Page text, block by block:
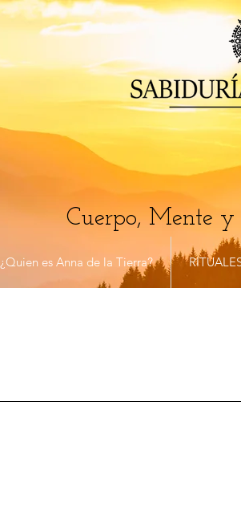
Cuerpo, Mente
¿Quien es Anna de la Tierra?